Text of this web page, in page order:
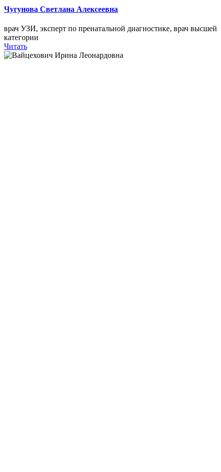
Чугунова Светлана Алексеевна
врач УЗИ, эксперт по пренатальной диагностике, врач высшей
категории
Читать